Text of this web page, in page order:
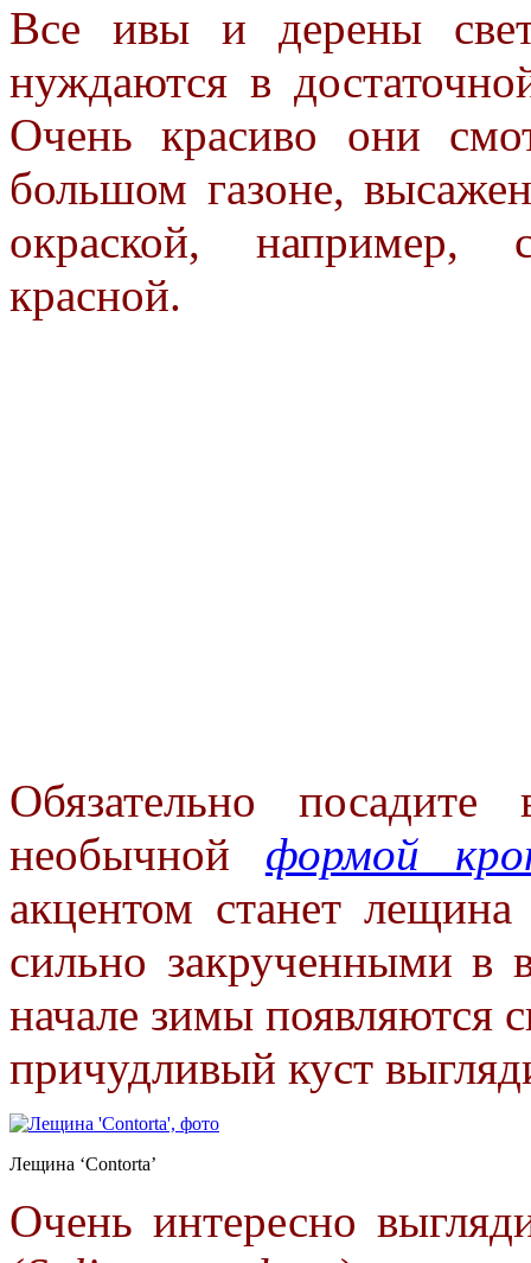
Все ивы и дерены
нуждаются в
Очень красиво они
большом газоне,
окраской, например,
красной.
Обязательно
необычной формой
акцентом станет лещина
сильно закрученными в
начале зимы появляются
причудливый куст
Лещина ‘Сontorta’
Очень интересно